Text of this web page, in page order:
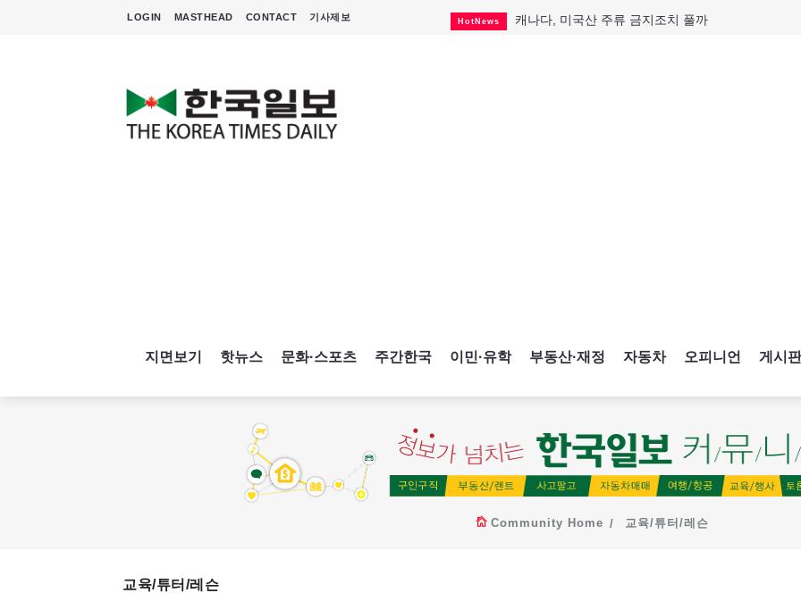
LOGIN MASTHEAD CONTACT 기사제보 HotNews 캐나다, 미국산 주류 금지조치 풀까
지면보기 핫뉴스 문화·스포츠 주간한국 이민·유학 부동산·재정 자동차 오피니언 게시판
Community Home 교육/튜터/레슨
교육/튜터/레슨